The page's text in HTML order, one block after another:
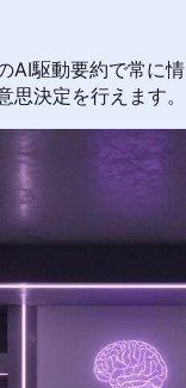
AI駆動要約で常に情
決定を行えます。